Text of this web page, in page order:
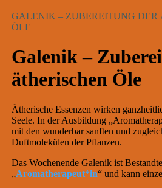
GALENIK – ZUBEREITUNG DER
ÖLE
Galenik –
ätherischen Öle
Ätherische Essenzen wirken
Seele. In der Ausbildung
mit den wunderbar sanften und
Duftmolekülen der Pflanzen.
Das Wochenende Galenik ist
„Aromatherapeut*in“ und kann